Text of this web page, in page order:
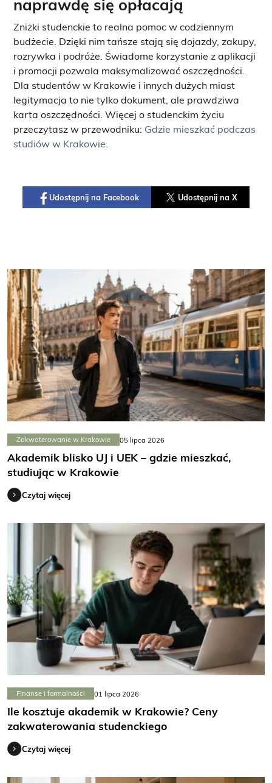
naprawdę się opłacają
Zniżki studenckie to realna pomoc w codziennym
budżecie. Dzięki nim tańsze stają się dojazdy, zakupy,
rozrywka i podróże. Świadome korzystanie z aplikacji
i promocji pozwala maksymalizować oszczędności.
Dla studentów w Krakowie i innych dużych miast
legitymacja to nie tylko dokument, ale prawdziwa
karta oszczędności. Więcej o studenckim życiu
przeczytasz w przewodniku: Gdzie mieszkać podczas
studiów w Krakowie.
Udostępnij na Facebook Udostępnij na X
Zakwaterowanie w Krakowie 05 lipca 2026
Akademik blisko UJ i UEK – gdzie mieszkać,
studiując w Krakowie
Czytaj więcej
Finanse i formalności 01 lipca 2026
Ile kosztuje akademik w Krakowie? Ceny
zakwaterowania studenckiego
Czytaj więcej